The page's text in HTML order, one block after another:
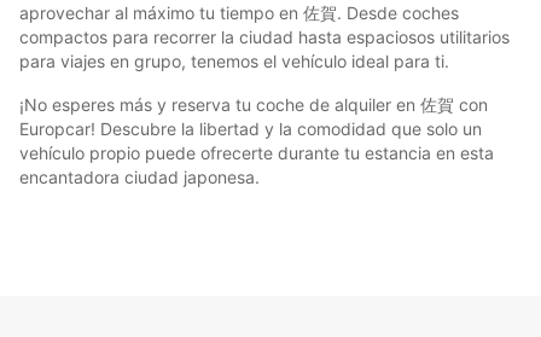
aprovechar al máximo tu tiempo en 佐賀. Desde coches
compactos para recorrer la ciudad hasta espaciosos utilitarios
para viajes en grupo, tenemos el vehículo ideal para ti.
¡No esperes más y reserva tu coche de alquiler en 佐賀 con
Europcar! Descubre la libertad y la comodidad que solo un
vehículo propio puede ofrecerte durante tu estancia en esta
encantadora ciudad japonesa.